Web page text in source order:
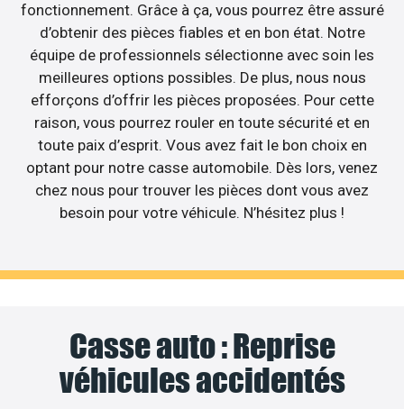
fonctionnement. Grâce à ça, vous pourrez être assuré
d’obtenir des pièces fiables et en bon état. Notre
équipe de professionnels sélectionne avec soin les
meilleures options possibles. De plus, nous nous
efforçons d’offrir les pièces proposées. Pour cette
raison, vous pourrez rouler en toute sécurité et en
toute paix d’esprit. Vous avez fait le bon choix en
optant pour notre casse automobile. Dès lors, venez
chez nous pour trouver les pièces dont vous avez
besoin pour votre véhicule. N’hésitez plus !
Casse auto : Reprise
véhicules accidentés